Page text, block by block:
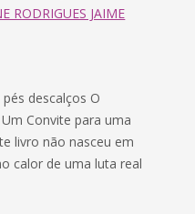
RODRIGUES JAIME
descalços O
Convite para uma
livro não nasceu em
calor de uma luta real